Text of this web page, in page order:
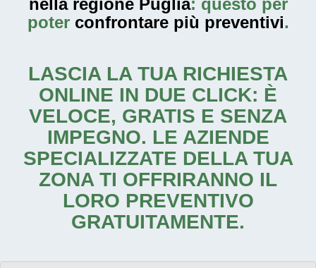
nella regione Puglia: questo per
poter confrontare più preventivi.
LASCIA LA TUA RICHIESTA
ONLINE IN DUE CLICK: È
VELOCE, GRATIS E SENZA
IMPEGNO. LE AZIENDE
SPECIALIZZATE DELLA TUA
ZONA TI OFFRIRANNO IL
LORO PREVENTIVO
GRATUITAMENTE.